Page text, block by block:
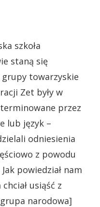
szkoła
staną się
grupy towarzyskie
Zet były w
przez
lub język –
odniesienia
z powodu
powiedział nam
usiąść z
narodowa]